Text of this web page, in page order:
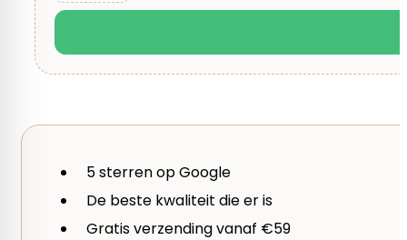
gewicht per bol
25 gram
Looplengte
62,5 m
5 sterren op Google
De beste kwaliteit die er is
Gratis verzending vanaf €59